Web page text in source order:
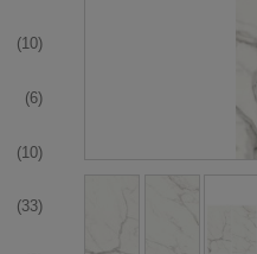
(10)
(6)
(10)
(33)